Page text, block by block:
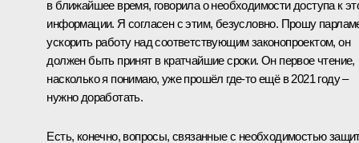
в ближайшее время, говорила о необходимости доступа к
информации. Я согласен с этим, безусловно. Прошу
ускорить работу над соответствующим законопроектом, он
должен быть принят в кратчайшие сроки. Он первое чтение,
насколько я понимаю, уже прошёл где-то ещё в 2021 году –
нужно доработать.
Есть, конечно, вопросы, связанные с необходимостью